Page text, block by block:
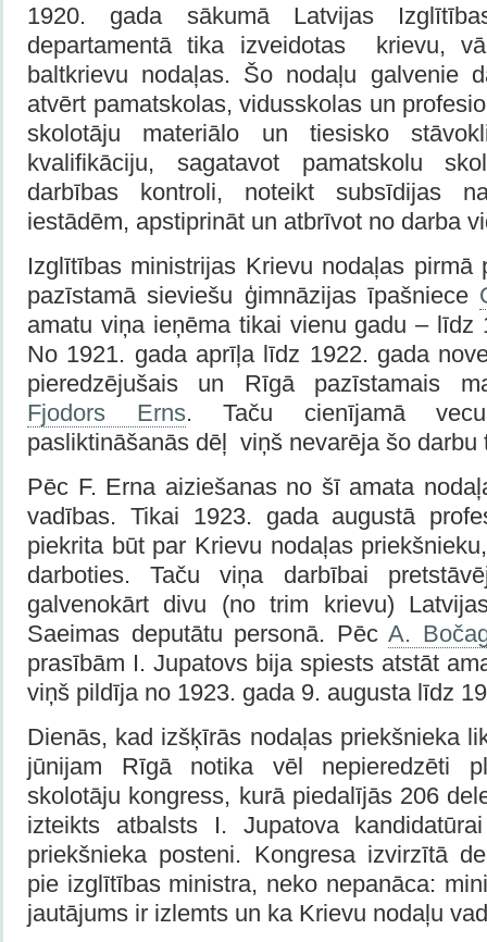
1920. gada sākumā Latvijas
departamentā tika izveidotas krievu,
baltkrievu nodaļas. Šo nodaļu galvenie
atvērt pamatskolas, vidusskolas un
skolotāju materiālo un tiesisko
kvalifikāciju, sagatavot pamatskolu
darbības kontroli, noteikt subsīdijas
iestādēm, apstiprināt un atbrīvot no darba
Izglītības ministrijas Krievu nodaļas pirmā
pazīstamā sieviešu ģimnāzijas īpašniece
amatu viņa ieņēma tikai vienu gadu – līdz
No 1921. gada aprīļa līdz 1922. gada
pieredzējušais un Rīgā pazīstamais
Fjodors Erns. Taču cienījamā
pasliktināšanās dēļ viņš nevarēja šo darbu
Pēc F. Erna aiziešanas no šī amata
vadības. Tikai 1923. gada augustā
piekrita būt par Krievu nodaļas
darboties. Taču viņa darbībai
galvenokārt divu (no trim krievu)
Saeimas deputātu personā. PēcA.
prasībām I. Jupatovs bija spiests atstāt
viņš pildīja no 1923. gada 9. augusta līdz
Dienās, kad izšķīrās nodaļas priekšnieka
jūnijam Rīgā notika vēl nepieredzēti
skolotāju kongress, kurā piedalījās 206
izteikts atbalsts I. Jupatova
priekšnieka posteni. Kongresa izvirzītā
pie izglītības ministra, neko nepanāca:
jautājums ir izlemts un ka Krievu nodaļu